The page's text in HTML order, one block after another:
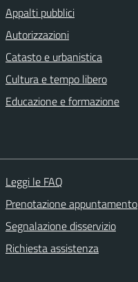
Appalti pubblici
Autorizzazioni
Catasto e urbanistica
Cultura e tempo libero
Educazione e formazione
Leggi le FAQ
Prenotazione appuntamento
Segnalazione disservizio
Richiesta assistenza